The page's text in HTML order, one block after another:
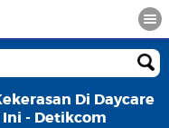
Di Daycare
- Detikcom